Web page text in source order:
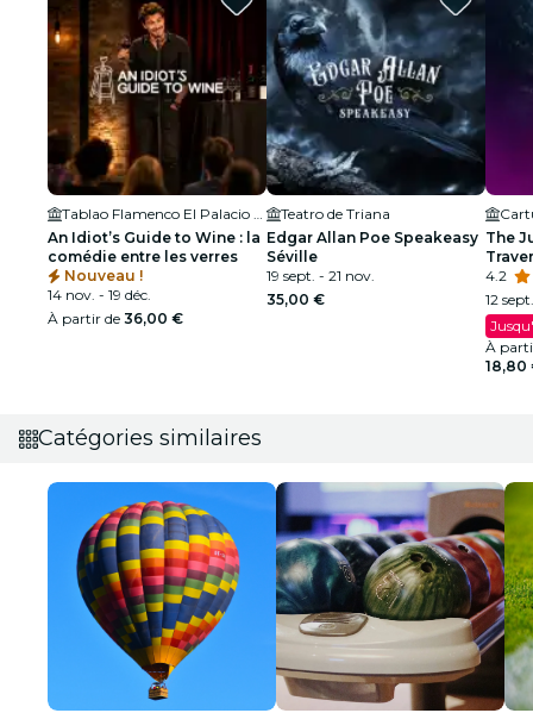
Tablao Flamenco El Palacio Andaluz - Sala Museo
An Idiot’s Guide to Wine : la
comédie entre les verres
Nouveau !
14 nov. - 19 déc.
À partir de 36,00 €
Teatro de Triana
Edgar Allan Poe Speakeasy
Séville
19 sept. - 21 nov.
35,00 €
The
4.2
12
À
18,80
Catégories similaires